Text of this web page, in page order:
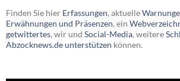
Finden Sie hier Erfassungen, aktuelle
Erwähnungen und Präsenzen, ein
getwittertes, wir und Social-Media, weitere
Abzocknews.de unterstützen können.